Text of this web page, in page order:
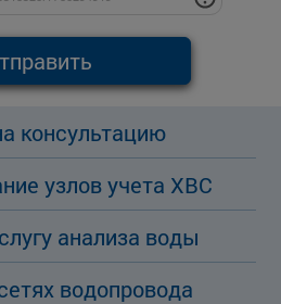
консультацию
узлов учета ХВС
анализа воды
водопровода